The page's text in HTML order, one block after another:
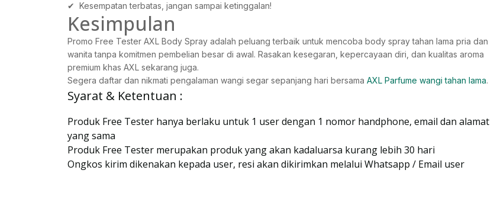
✔ Kesempatan terbatas, jangan sampai ketinggalan!
Kesimpulan
Promo Free Tester AXL Body Spray adalah peluang terbaik untuk mencoba body spray tahan lama pria dan
wanita tanpa komitmen pembelian besar di awal. Rasakan kesegaran, kepercayaan diri, dan kualitas aroma
premium khas AXL sekarang juga.
Segera daftar dan nikmati pengalaman wangi segar sepanjang hari bersama AXL Parfume wangi tahan lama.
Syarat & Ketentuan :
Produk Free Tester hanya berlaku untuk 1 user dengan 1 nomor handphone, email dan alamat
yang sama
Produk Free Tester merupakan produk yang akan kadaluarsa kurang lebih 30 hari
Ongkos kirim dikenakan kepada user, resi akan dikirimkan melalui Whatsapp / Email user